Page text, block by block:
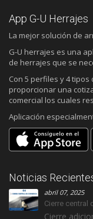
App G-U Herrajes
La mejor solución de
G-U herrajes es una
de herrajes que se
Con 5 perfiles y 4
proporcionar una
comercial los cuales
Aplicación
Noticias
abril 07, 2025
Cierre central
Cierre